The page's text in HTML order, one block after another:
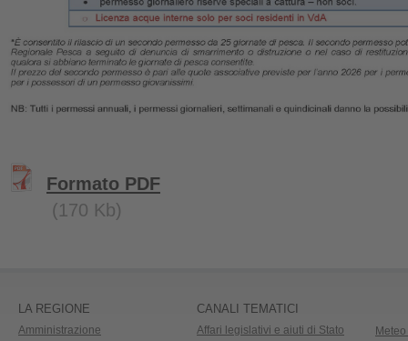
Formato PDF
(170 Kb)
LA REGIONE
Amministrazione
CANALI TEMATICI
Affari legislativi e aiuti di Stato